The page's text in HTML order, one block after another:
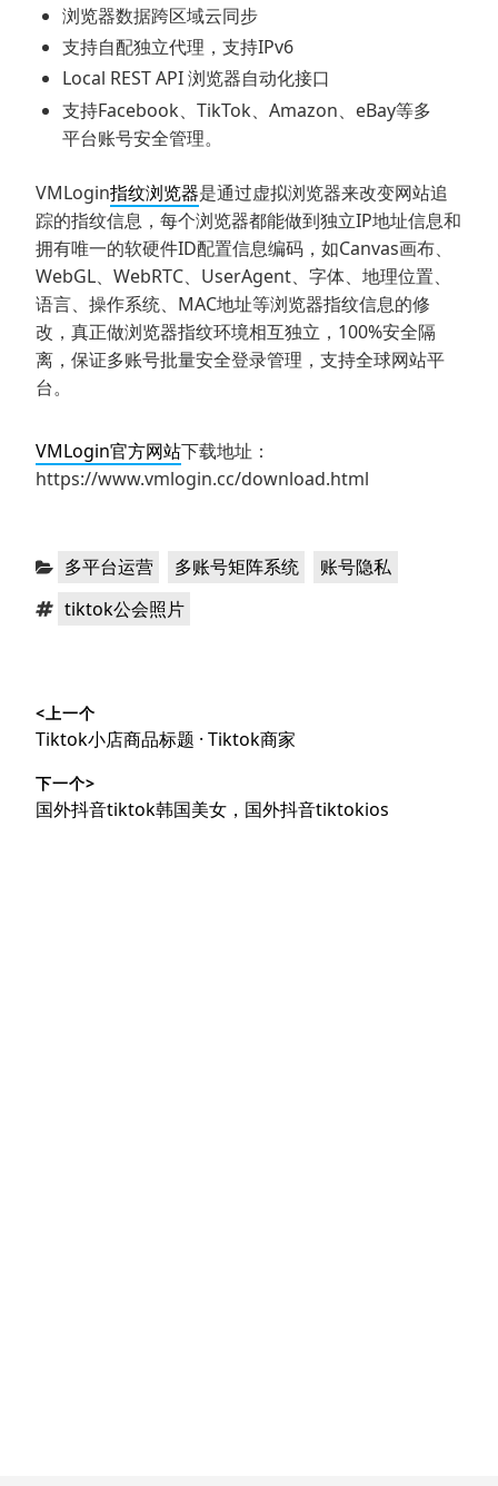
浏览器数据跨区域云同步
支持自配独立代理，支持IPv6
Local REST API 浏览器自动化接口
支持Facebook、TikTok、Amazon、eBay等多
平台账号安全管理。
VMLogin指纹浏览器是通过虚拟浏览器来改变网站追
踪的指纹信息，每个浏览器都能做到独立IP地址信息和
拥有唯一的软硬件ID配置信息编码，如Canvas画布、
WebGL、WebRTC、UserAgent、字体、地理位置、
语言、操作系统、MAC地址等浏览器指纹信息的修
改，真正做浏览器指纹环境相互独立，100%安全隔
离，保证多账号批量安全登录管理，支持全球网站平
台。
VMLogin官方网站下载地址：
https://www.vmlogin.cc/download.html
分
多平台运营 ，多账号矩阵系统 ，账号隐私
标 tiktok公会照片
章
导
航
<上一个
上
文
章：
Tiktok小店商品标题 · Tiktok商家
下一个>
下
国外抖音tiktok韩国美女，国外抖音tiktokios